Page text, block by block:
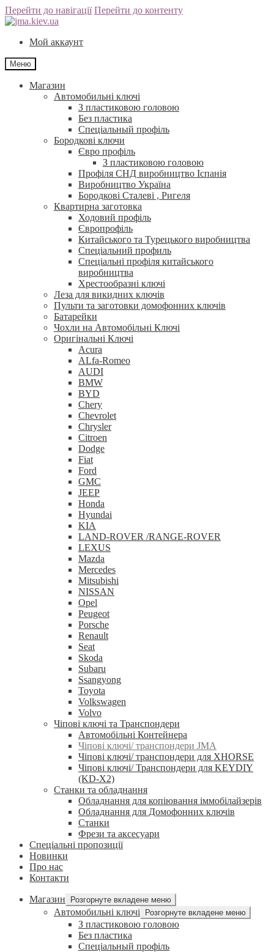
Перейти до навігації Перейти до контенту
Мой аккаунт
Меню
Магазин
Автомобильні ключі
З пластиковою головою
Без пластика
Спеціальный профіль
Бородкові ключи
Євро профіль
З пластиковою головою
Профіля СНД виробництво Іспанія
Виробництво Україна
Бородкові Сталеві , Ригеля
Квартирна заготовка
Ходовий профіль
Європрофіль
Китайського та Турецького виробництва
Спеціальний профиль
Спеціальні профіля китайського
виробництва
Хрестообразні ключі
Леза для викидних ключів
Пульти та заготовки домофонних ключів
Батарейки
Чохли на Автомобільні Ключі
Оригінальні Ключі
Acura
ALfa-Romeo
AUDI
BMW
BYD
Chery
Chevrolet
Chrysler
Citroen
Dodge
Fiat
Ford
GMC
JEEP
Honda
Hyundai
KIA
LAND-ROVER /RANGE-ROVER
LEXUS
Mazda
Mercedes
Mitsubishi
NISSAN
Opel
Peugeot
Porsche
Renault
Seat
Skoda
Subaru
Ssangyong
Toyota
Volkswagen
Volvo
Чіпові ключі та Транспондери
Автомобільні Контейнера
Чіпові ключі/ транспондери JMA
Чіпові ключі/ транспондери для XHORSE
Чіпові ключі/ Транспондери для KEYDIY
(KD-X2)
Станки та обладнання
Обладнання для копіювання іммобілайзерів
Обладнання для Домофонних ключів
Станки
Фрези та аксесуари
Спеціальні пропозиції
Новинки
Про нас
Контакти
Магазин Розгорнуте вкладене меню
Автомобильні ключі Розгорнуте вкладене меню
З пластиковою головою
Без пластика
Спеціальный профіль